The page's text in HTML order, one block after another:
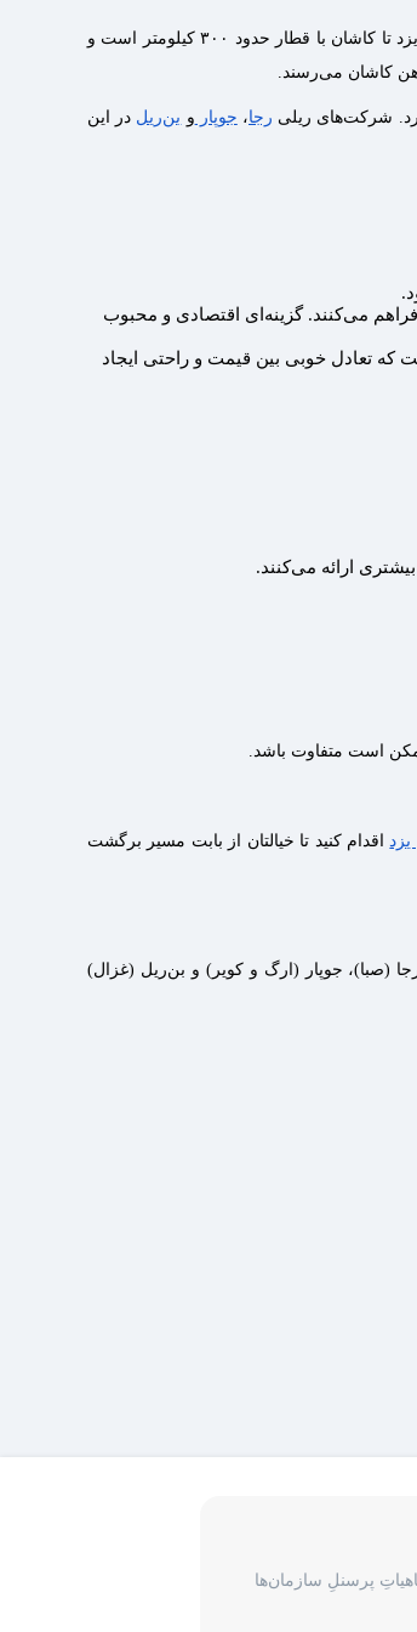
سفر با قطار از یزد به کاشان، یکی از مسیرهای ریلی پرطرفدار در مرکز ایران است که ارتباط استان یزد با محور ریلی استان اصفهان را برقرار می‌کند. فاصله یزد تا کاشان با قطار حدود ۳۰۰ کیلومتر است و
شرکت‌های ریلی رجا، جوپار و بن‌ریل در این
می‌کنند. گزینه‌ای اقتصادی و محبوب
که تعادل خوبی بین قیمت و راحتی ایجاد
ارائه می‌کنند.
است متفاوت باشد.
اقدام کنید تا خیالتان از بابت مسیر برگشت
(صبا)، جوپار (ارگ و کویر) و بن‌ریل (غزال)
پرسنلِ سازمان‌ها